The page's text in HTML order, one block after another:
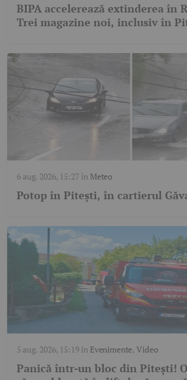
BIPA accelerează extinderea în
Trei magazine noi, inclusiv în
6 aug. 2026, 15:27în Meteo
Potop în Pitești, în cartierul
5 aug. 2026, 15:19în Evenimente,Video
Panică într-un bloc din Pitești!